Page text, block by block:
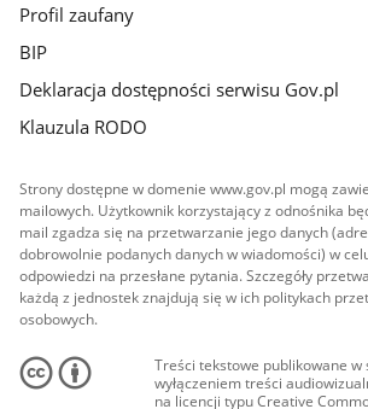
Profil zaufany
BIP
Deklaracja dostępności serwisu Gov.pl
Klauzula RODO
Strony dostępne w domenie www.gov.pl mogą
mailowych. Użytkownik korzystający z odnośnika
mail zgadza się na przetwarzanie jego danych
dobrowolnie podanych danych w wiadomości) w
odpowiedzi na przesłane pytania. Szczegóły
każdą z jednostek znajdują się w ich politykach
osobowych.
Treści tekstowe publikowane w
wyłączeniem treści
na licencji typu Creative